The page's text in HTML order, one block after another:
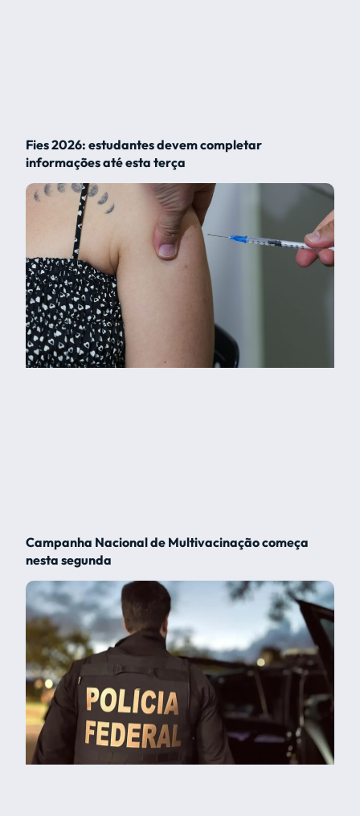
Fies 2026: estudantes devem completar
informações até esta terça
Campanha Nacional de Multivacinação começa
nesta segunda